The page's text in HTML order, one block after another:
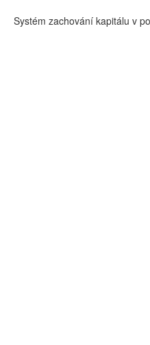
Systém zachování kapitálu v